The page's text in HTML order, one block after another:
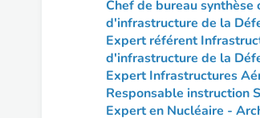
Chef de bureau
d'infrastructure de la
Expert référent
d'infrastructure de la
Expert Infrastructures
Responsable instruction
Expert en Nucléaire -